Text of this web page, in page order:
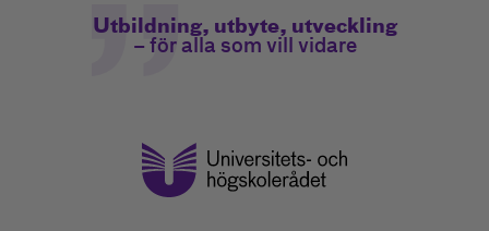
Utbildning, utbyte, utveckling
– för alla som vill vidare